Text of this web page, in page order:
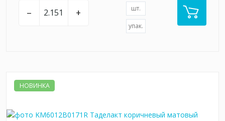
– + шт.
упак.
НОВИНКА